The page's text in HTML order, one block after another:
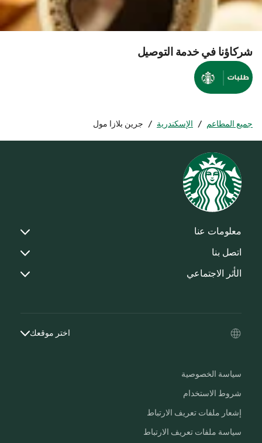
شركاؤنا في خدمة التوصيل
جميع المطاعم / الإسكندرية / جرين بلازا مول
معلومات عنا
اتصل بنا
الأثر الاجتماعي
اختر موقعك
سياسة الخصوصية
شروط الاستخدام
إشعار ملفات تعريف الارتباط
سياسة ملفات تعريف الارتباط